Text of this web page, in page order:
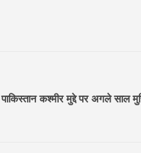
पाकिस्तान कश्मीर मुद्दे पर अगले साल